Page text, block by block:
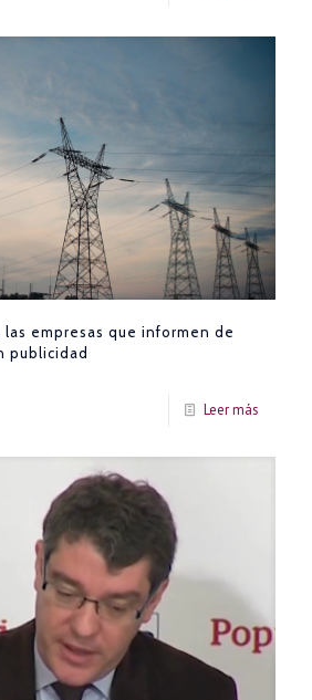
las empresas que informen de
publicidad
Leer más